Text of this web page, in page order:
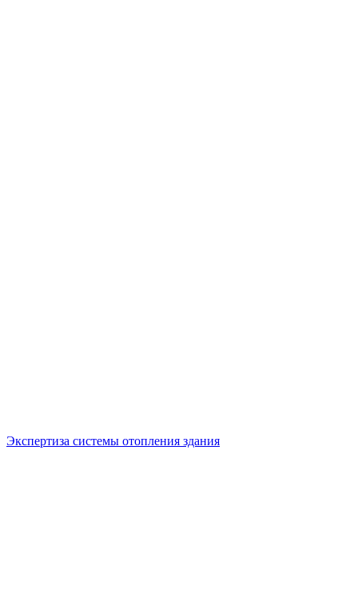
Экспертиза системы отопления здания